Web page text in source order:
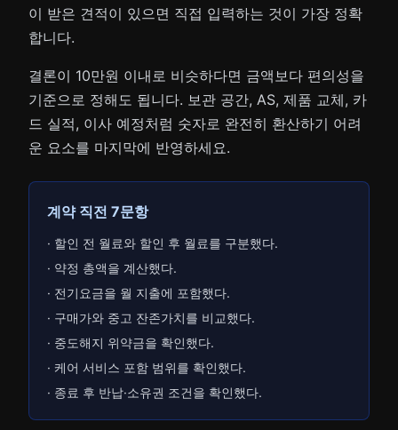
이 받은 견적이 있으면 직접 입력하는 것이 가장 정확
합니다.
결론이 10만원 이내로 비슷하다면 금액보다 편의성을
기준으로 정해도 됩니다. 보관 공간, AS, 제품 교체, 카
드 실적, 이사 예정처럼 숫자로 완전히 환산하기 어려
운 요소를 마지막에 반영하세요.
계약 직전 7문항
· 할인 전 월료와 할인 후 월료를 구분했다.
· 약정 총액을 계산했다.
· 전기요금을 월 지출에 포함했다.
· 구매가와 중고 잔존가치를 비교했다.
· 중도해지 위약금을 확인했다.
· 케어 서비스 포함 범위를 확인했다.
· 종료 후 반납·소유권 조건을 확인했다.